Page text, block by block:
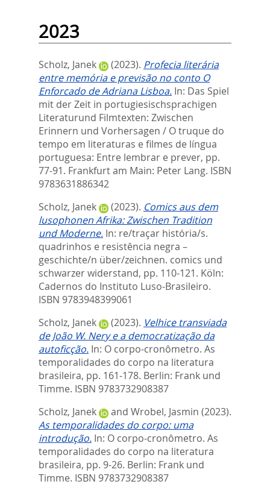
2023
Scholz, Janek (2023). Profecia literária
entre memória e previsão no conto O
Enforcado de Adriana Lisboa. In: Das Spiel
mit der Zeit in portugiesischsprachigen
Literaturund Filmtexten: Zwischen
Erinnern und Vorhersagen / O truque do
tempo em literaturas e filmes de língua
portuguesa: Entre lembrar e prever, pp.
77-91. Frankfurt am Main: Peter Lang. ISBN
9783631886342
Scholz, Janek
(2023). Comics aus dem
lusophonen Afrika: Zwischen Tradition
und Moderne. In: re/traçar história/s.
quadrinhos e resistência negra –
geschichte/n über/zeichnen. comics und
schwarzer widerstand, pp. 110-121. Köln:
Cadernos do Instituto Luso-Brasileiro.
ISBN 9783948399061
Scholz, Janek
(2023). Velhice transviada
de João W. Nery e a democratização da
autoficção. In: O corpo-cronômetro. As
temporalidades do corpo na literatura
brasileira, pp. 161-178. Berlin: Frank und
Timme. ISBN 9783732908387
Scholz, Janek
and Wrobel, Jasmin (2023).
As temporalidades do corpo: uma
introdução. In: O corpo-cronômetro. As
temporalidades do corpo na literatura
brasileira, pp. 9-26. Berlin: Frank und
Timme. ISBN 9783732908387